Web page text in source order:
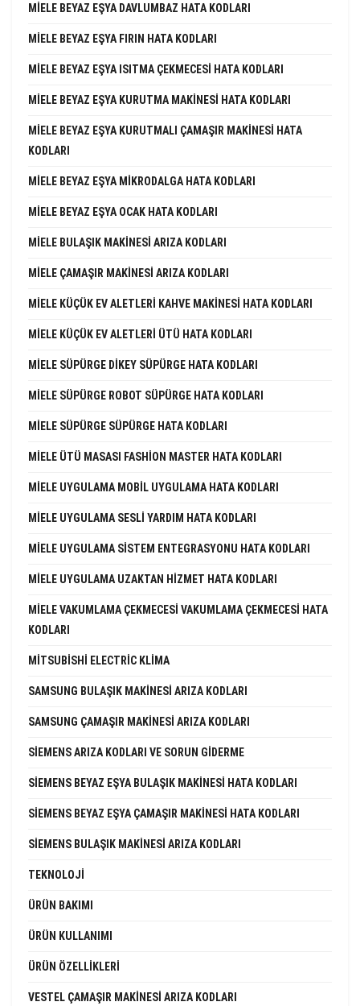
MIELE BEYAZ EŞYA DAVLUMBAZ HATA KODLARI
MIELE BEYAZ EŞYA FIRIN HATA KODLARI
MIELE BEYAZ EŞYA ISITMA ÇEKMECESI HATA KODLARI
MIELE BEYAZ EŞYA KURUTMA MAKINESI HATA KODLARI
MIELE BEYAZ EŞYA KURUTMALI ÇAMAŞIR MAKINESI HATA
KODLARI
MIELE BEYAZ EŞYA MIKRODALGA HATA KODLARI
MIELE BEYAZ EŞYA OCAK HATA KODLARI
MIELE BULAŞIK MAKINESI ARIZA KODLARI
MIELE ÇAMAŞIR MAKINESI ARIZA KODLARI
MIELE KÜÇÜK EV ALETLERI KAHVE MAKINESI HATA KODLARI
MIELE KÜÇÜK EV ALETLERI ÜTÜ HATA KODLARI
MIELE SÜPÜRGE DIKEY SÜPÜRGE HATA KODLARI
MIELE SÜPÜRGE ROBOT SÜPÜRGE HATA KODLARI
MIELE SÜPÜRGE SÜPÜRGE HATA KODLARI
MIELE ÜTÜ MASASI FASHION MASTER HATA KODLARI
MIELE UYGULAMA MOBIL UYGULAMA HATA KODLARI
MIELE UYGULAMA SESLI YARDIM HATA KODLARI
MIELE UYGULAMA SISTEM ENTEGRASYONU HATA KODLARI
MIELE UYGULAMA UZAKTAN HIZMET HATA KODLARI
MIELE VAKUMLAMA ÇEKMECESI VAKUMLAMA ÇEKMECESI HATA
KODLARI
MITSUBISHI ELECTRIC KLIMA
SAMSUNG BULAŞIK MAKINESI ARIZA KODLARI
SAMSUNG ÇAMAŞIR MAKINESI ARIZA KODLARI
SIEMENS ARIZA KODLARI VE SORUN GIDERME
SIEMENS BEYAZ EŞYA BULAŞIK MAKINESI HATA KODLARI
SIEMENS BEYAZ EŞYA ÇAMAŞIR MAKINESI HATA KODLARI
SIEMENS BULAŞIK MAKINESI ARIZA KODLARI
TEKNOLOJI
ÜRÜN BAKIMI
ÜRÜN KULLANIMI
ÜRÜN ÖZELLIKLERI
VESTEL ÇAMAŞIR MAKINESI ARIZA KODLARI